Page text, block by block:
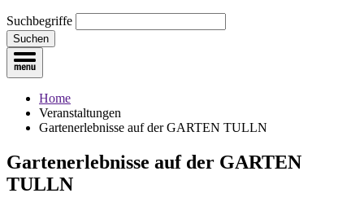
Suchbegriffe
Suchen
Home
Veranstaltungen
Gartenerlebnisse auf der GARTEN TULLN
Gartenerlebnisse auf der GARTEN
TULLN